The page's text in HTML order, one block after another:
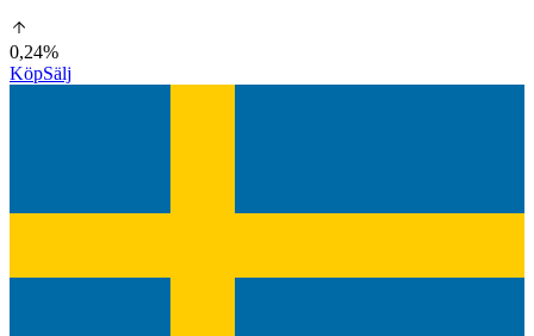
0,24%
KöpSälj